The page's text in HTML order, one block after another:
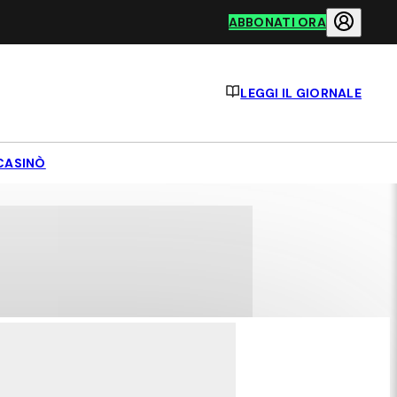
ABBONATI ORA
LEGGI IL GIORNALE